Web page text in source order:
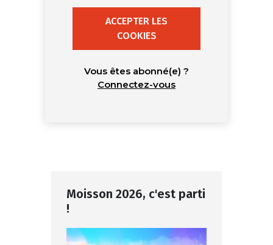
ACCEPTER LES
COOKIES
Vous êtes abonné(e) ?
Connectez-vous
Moisson 2026, c'est parti
!